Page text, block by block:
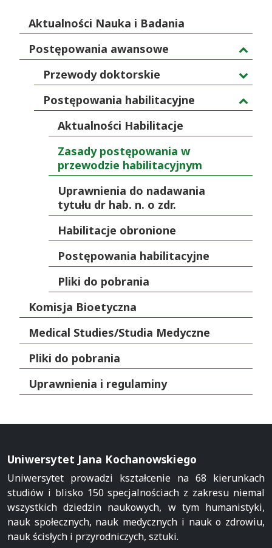
Aktualności Nauka i Badania
Postępowania awansowe
Przewody doktorskie
Postępowania habilitacyjne
Aktualności Habilitacje
Zasady postępowania w
przewodzie habilitacyjnym
Uprawnienia do nadawania
tytułu dr hab. n. o zdr.
Habilitacje obronione
Postępowania habilitacyjne
Pliki do pobrania
Komisja Bioetyczna
Medical Studies/Studia Medyczne
Pliki do pobrania
Uprawnienia i regulaminy
Uniwersytet Jana Kochanowskiego
Uniwersytet prowadzi kształcenie na 68 kierunkach
studiów i blisko 150 specjalnościach z zakresu niemal
wszystkich dziedzin naukowych, w tym humanistyki,
nauk społecznych, nauk medycznych i nauk o zdrowiu,
nauk ścisłych i przyrodniczych, sztuki.